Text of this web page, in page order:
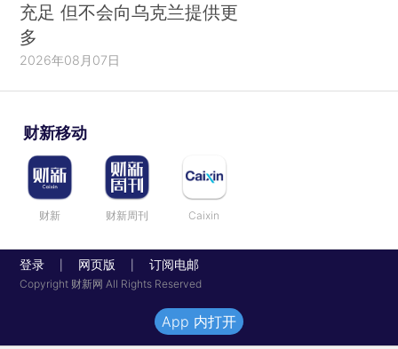
充足 但不会向乌克兰提供更
多
2026年08月07日
财新移动
财新 财新周刊 Caixin
登录 网页版 订阅电邮
Copyright 财新网 All Rights Reserved
App 内打开